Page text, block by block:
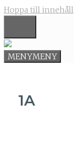
Hoppa till innehåll
MENYMENY
1A